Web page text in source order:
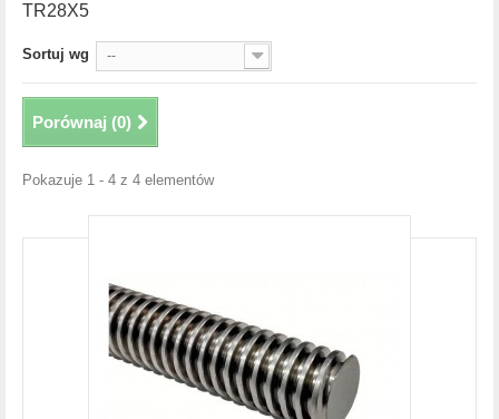
TR28X5
Sortuj wg --
Porównaj (0)
Pokazuje 1 - 4 z 4 elementów